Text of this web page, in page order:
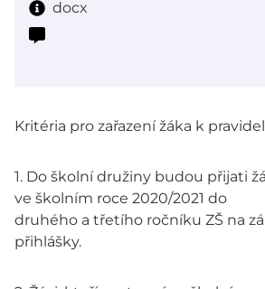
docx
Kritéria pro zařazení žáka k
1. Do školní družiny budou přijati
ve školním roce 2020/2021 do
druhého a třetího ročníku ZŠ na
přihlášky.